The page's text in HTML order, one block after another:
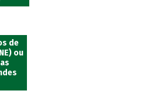
de
ou